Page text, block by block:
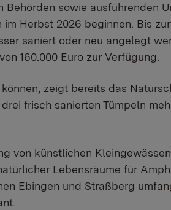
sowie ausführenden
Herbst 2026 beginnen. Bis
saniert oder neu angelegt
160.000 Euro zur Verfügung.
zeigt bereits das
frisch sanierten Tümpeln
von künstlichen
Lebensräume für
Ebingen und Straßberg